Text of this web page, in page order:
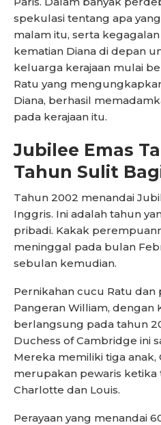
spekulasi tentang apa
malam itu, serta
kematian Diana di depan
keluarga kerajaan mulai
Ratu yang
Diana, berhasil
pada kerajaan itu.
Jubilee Emas
Tahun Sulit
Tahun 2002 menandai
Inggris. Ini adalah tahun
pribadi. Kakak
meninggal pada bulan
sebulan kemudian.
Pernikahan cucu Ratu dan
Pangeran William, dengan
berlangsung pada tahun
Duchess of Cambridge ini
Mereka memiliki tiga anak,
merupakan pewaris ketika
Charlotte dan Louis.
Perayaan yang menandai